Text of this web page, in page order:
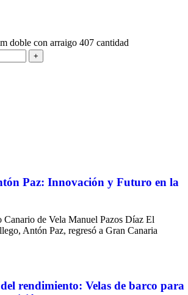
doble con arraigo 407 cantidad
+
Paz: Innovación y Futuro en la
Canario de Vela Manuel Pazos Díaz El
Antón Paz, regresó a Gran Canaria
rendimiento: Velas de barco para